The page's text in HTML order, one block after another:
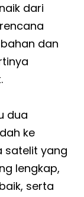
dari
dan
dua
ke
satelit yang
lengkap,
serta